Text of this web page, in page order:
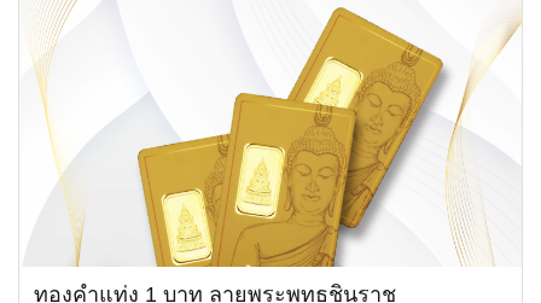
ทองคำแท่ง 1 บาท ลายพระพุทธชินราช